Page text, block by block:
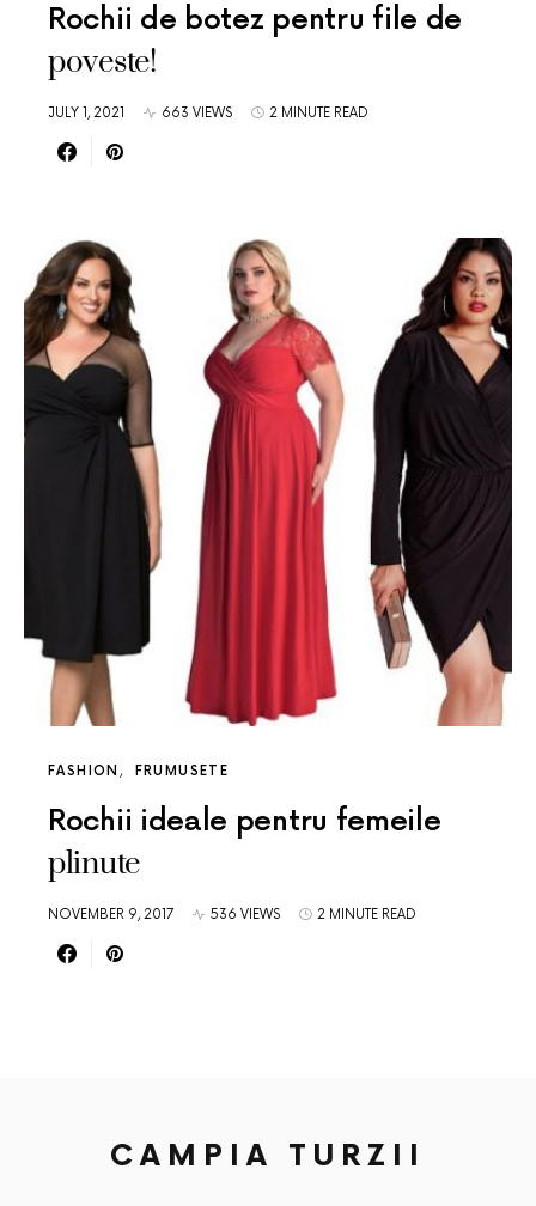
Rochii de botez pentru file de
poveste!
JULY 1, 2021 663 VIEWS 2 MINUTE READ
FASHION FRUMUSETE
Rochii ideale pentru femeile
plinute
NOVEMBER 9, 2017 536 VIEWS 2 MINUTE READ
CAMPIA TURZII